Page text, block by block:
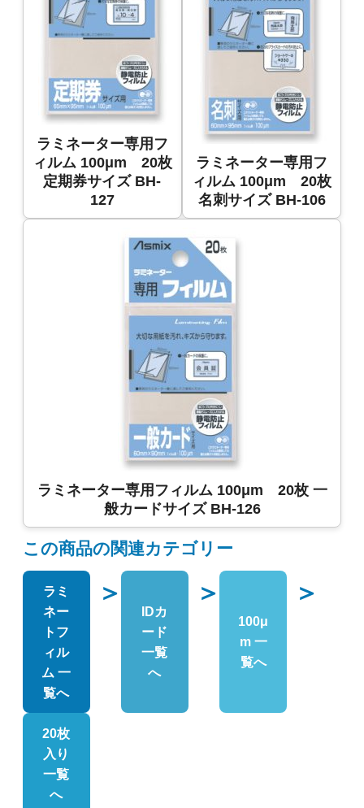
ラミネーター専用フ
ィルム 100μm 20枚
定期券サイズ BH-
127
ラミネーター専用フ
ィルム 100μm 20枚
名刺サイズ BH-106
ラミネーター専用フィルム 100μm 20枚 一
般カードサイズ BH-126
この商品の関連カテゴリー
ラミ
ネー
トフ
ィル
ム 一
覧へ
＞
IDカ
ード
一覧
へ
＞
100μ
m 一
覧へ
＞
20枚
入り
一覧
へ